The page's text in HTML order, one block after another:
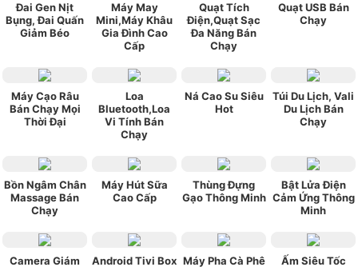
Đai Gen Nịt
Bụng, Đai Quấn
Giảm Béo
Máy May
Mini,Máy Khâu
Gia Đình Cao
Cấp
Quạt Tích
Điện,Quạt Sạc
Đa Năng Bán
Chạy
Quạt USB Bán
Chạy
Máy Cạo Râu
Bán Chạy Mọi
Thời Đại
Loa
Bluetooth,Loa
Vi Tính Bán
Chạy
Ná Cao Su Siêu
Hot
Túi Du Lịch, Vali
Du Lịch Bán
Chạy
Bồn Ngâm Chân
Massage Bán
Chạy
Máy Hút Sữa
Cao Cấp
Thùng Đựng
Gạo Thông Minh
Bật Lửa Điện
Cảm Ứng Thông
Minh
Camera Giám
Android Tivi Box Máy Pha Cà Phê
Ấm Siêu Tốc